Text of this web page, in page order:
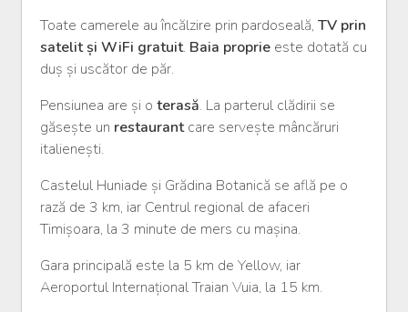
Toate camerele au încălzire prin pardoseală, TV prin
satelit și WiFi gratuit. Baia proprie este dotată cu
duș și uscător de păr.
Pensiunea are și o terasă. La parterul clădirii se
găsește un restaurantcare servește mâncăruri
italienești.
Castelul Huniade și Grădina Botanică se află pe o
rază de 3 km, iar Centrul regional de afaceri
Timișoara, la 3 minute de mers cu mașina.
Gara principală este la 5 km de Yellow, iar
Aeroportul Internațional Traian Vuia, la 15 km.